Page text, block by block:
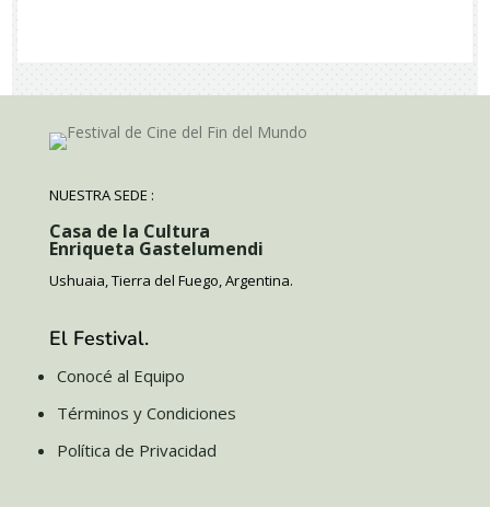
NUESTRA SEDE :
Casa de la Cultura
Enriqueta Gastelumendi
Ushuaia, Tierra del Fuego, Argentina.
El Festival.
Conocé al Equipo
Términos y Condiciones
Política de Privacidad